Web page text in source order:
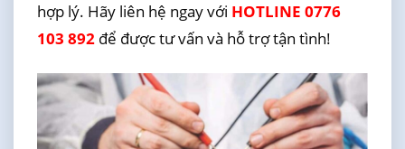
hợp lý. Hãy liên hệ ngay với HOTLINE 0776
103 892để được tư vấn và hỗ trợ tận tình!